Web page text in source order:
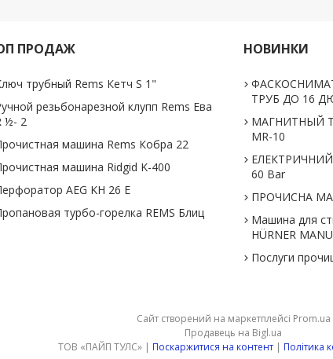
ПРОДАЖ
трубный Rems Кетч S 1"
резьбонарезной клупп Rems Ева
½- 2
машина Rems Кобра 22
машина Ridgid K-400
AEG KH 26 E
турбо-горелка REMS Блиц
НОВИНКИ
ТРУБ ДО 16
МАГНИТНЫЙ
MR-10
60 Bar
ПРОЧИСНА
Машина для
HÜRNER
Послуги
Сайт створений на маркетплейсі Prom.ua
Продавець на Bigl.ua
ТОВ «ПАЙП ТУЛС» | Поскаржитися на контент | Політика